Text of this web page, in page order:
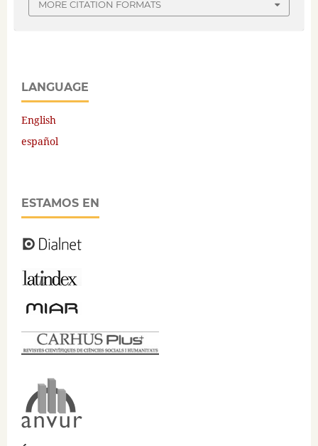
MORE CITATION FORMATS
LANGUAGE
English
español
ESTAMOS EN